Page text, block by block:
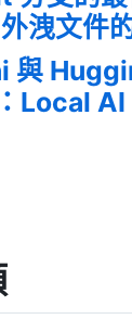
洩文件
與
Local AI